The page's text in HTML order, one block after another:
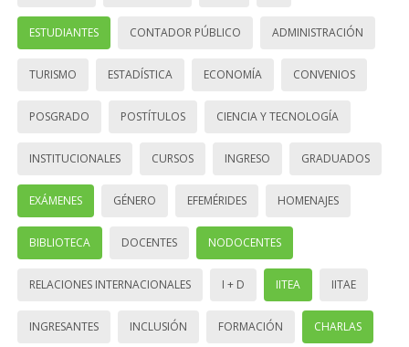
ESTUDIANTES CONTADOR PÚBLICO ADMINISTRACIÓN
TURISMO ESTADÍSTICA ECONOMÍA CONVENIOS
POSGRADO POSTÍTULOS CIENCIA Y TECNOLOGÍA
INSTITUCIONALES CURSOS INGRESO GRADUADOS
EXÁMENES GÉNERO EFEMÉRIDES HOMENAJES
BIBLIOTECA DOCENTES NODOCENTES
RELACIONES INTERNACIONALES I + D IITEA IITAE
INGRESANTES INCLUSIÓN FORMACIÓN CHARLAS